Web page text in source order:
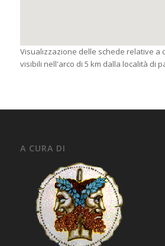
Visualizzazione delle schede relative a
visibili nell'arco di 5 km dalla località di
A CURA DI